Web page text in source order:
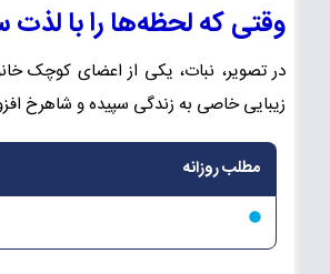
وقتی که لحظه‌ها را با
در تصویر، نبات، یکی از اعضای کوچک
زیبایی خاصی به زندگی سپیده و شاهرخ
مطلب روزانه